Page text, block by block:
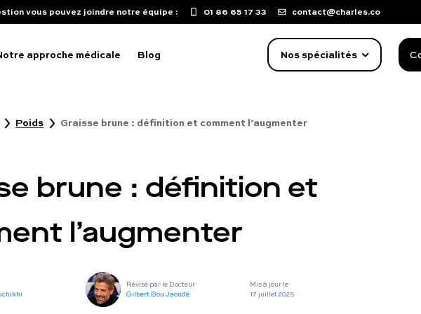
vous pouvez joindre notre équipe : 01 86 65 17 33 contact@charles.co
approche médicale Blog Nos spécialités
d'érection
de libido
sexuels
sur le pénis
Poids Graisse brune : définition et comment l’augmenter
brune : définition et
l’augmenter
Révisé par le Docteur
Gilbert Bou Jaoudé
Mis à jour le
17 juillet 2025